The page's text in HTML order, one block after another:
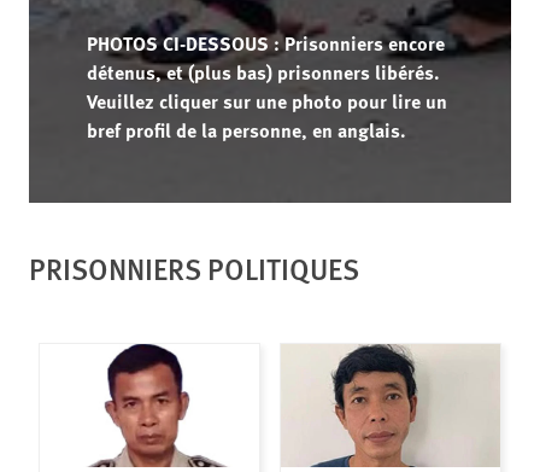
PHOTOS CI-DESSOUS : Prisonniers encore
détenus, et (plus bas) prisonners libérés.
Veuillez cliquer sur une photo pour lire un
bref profil de la personne, en anglais.
PRISONNIERS POLITIQUES